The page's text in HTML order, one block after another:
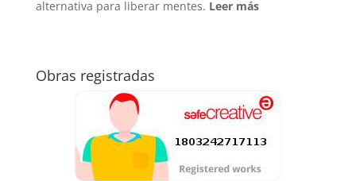
alternativa para liberar mentes. Leer más
Obras registradas